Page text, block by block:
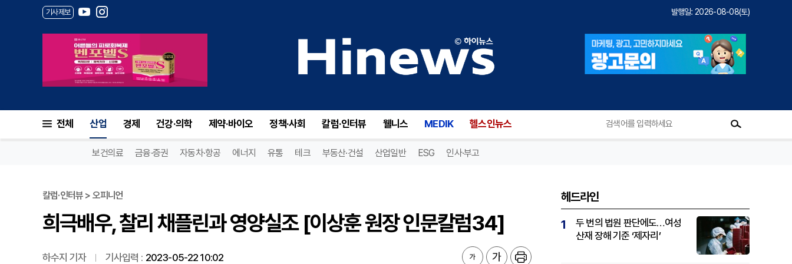
기사제보 발행일: 2026-08-08(토)
전체 산업 경제 건강·의학 제약·바이오 정책·사회 칼럼·인터뷰 웰니스 MEDIK 헬스인뉴스
보건의료 금융·증권 자동차·항공 에너지 유통 테크 부동산·건설 산업일반 ESG 인사·부고
칼럼·인터뷰 > 오피니언
희극배우, 찰리 채플린과 영양실조 [이상훈 원장 인문칼럼34]
하수지 기자 기사입력 : 2023-05-22 10:02
헤드라인
1
두 번의 법원 판단에도…여성
산재 장해 기준 ‘제자리’